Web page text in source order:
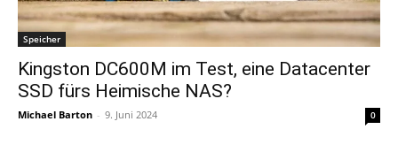
Speicher
Kingston DC600M im Test, eine Datacenter
SSD fürs Heimische NAS?
Michael Barton - 9. Juni 2024 0